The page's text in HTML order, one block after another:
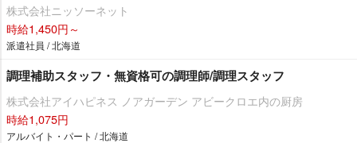
株式会社ニッソーネット
時給1,450円～
派遣社員 / 北海道
調理補助スタッフ・無資格可の調理師/調理スタッフ
株式会社アイハピネス ノアガーデン アビークロエ内の厨房
時給1,075円
アルバイト・パート / 北海道